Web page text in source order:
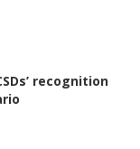
recognition